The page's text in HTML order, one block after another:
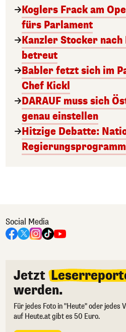
Koglers Frack am
fürs Parlament
Kanzler Stocker nach
betreut
Babler fetzt sich im
Chef Kickl
DARAUF muss sich
genau einstellen
Hitzige Debatte:
Regierungsprogramm
Social Media
Jetzt
werden.
Für jedes Foto in "Heute" oder jedes
auf Heute.at gibt es 50 Euro.